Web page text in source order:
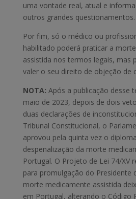
uma vontade real, atual e
outros grandes questionamentos.
Por fim, só o médico ou
habilitado poderá praticar a
assistida nos termos legais, mas
valer o seu direito de objeção de
NOTA: Após a publicação desse
maio de 2023, depois de dois
duas declarações de
Tribunal Constitucional, o
aprovou pela quinta vez o
despenalização da morte
Portugal. O Projeto de Lei 74/XV
para promulgação do Presidente
morte medicamente assistida
em Portugal, alterando o Código